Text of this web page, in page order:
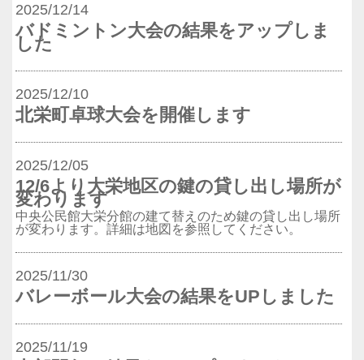
2025/12/14
バドミントン大会の結果をアップしま
した
2025/12/10
北栄町卓球大会を開催します
2025/12/05
12/6より大栄地区の鍵の貸し出し場所が
変わります
中央公民館大栄分館の建て替えのため鍵の貸し出し場所
が変わります。詳細は地図を参照してください。
2025/11/30
バレーボール大会の結果をUPしました
2025/11/19